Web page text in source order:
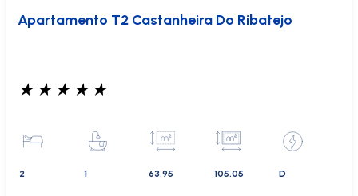
Apartamento T2 Castanheira Do Ribatejo
★ ★ ★ ★ ★
2 1 63.95 105.05 D